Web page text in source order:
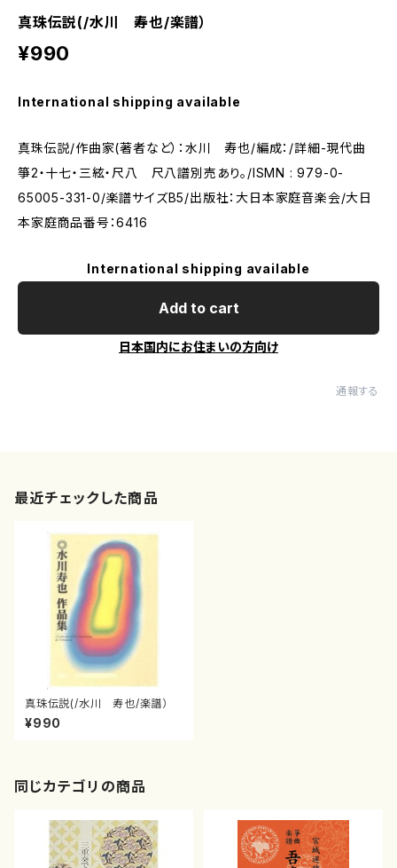
真珠伝説(/水川 寿也/楽譜）
¥990
International shipping available
真珠伝説/作曲家(著者など）：水川 寿也/編成：/詳細-現代曲
箏2・十七・三絃・尺八 尺八譜別売あり。/ISMN : 979-0-
65005-331-0/楽譜サイズB5/出版社：大日本家庭音楽会/大日
本家庭商品番号：6416
International shipping available
Add to cart
日本国内にお住まいの方向け
通報する
最近チェックした商品
真珠伝説(/水川 寿也/楽譜）
¥990
同じカテゴリの商品